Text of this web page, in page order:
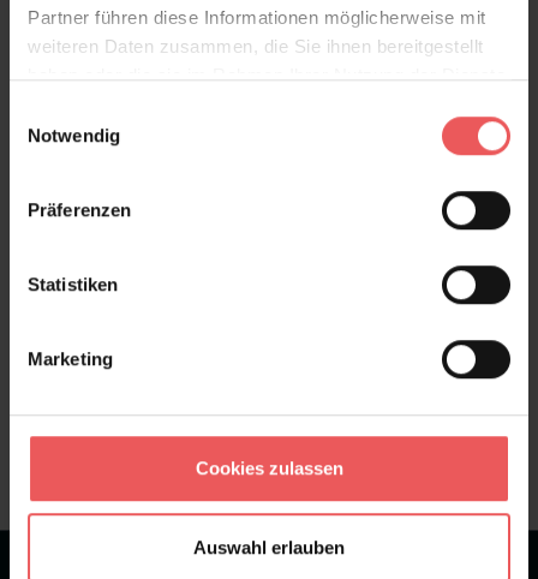
Partner führen diese Informationen möglicherweise mit
weiteren Daten zusammen, die Sie ihnen bereitgestellt
haben oder die sie im Rahmen Ihrer Nutzung der Dienste
Notwendig
Präferenzen
Statistiken
Marketing
Cookies zulassen
Auswahl erlauben
Produktdetails
Frage stellen